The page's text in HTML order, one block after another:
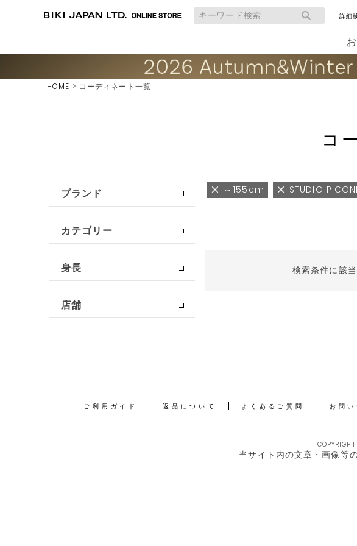
詳細
HOME コーディネート一覧
コ
ブランド
カテゴリー
身長
店舗
～155cm STUDIO
検索条件に該
ご利用ガイド 返品について よくあるご質問 お問い
当サイト内の文章・画像等